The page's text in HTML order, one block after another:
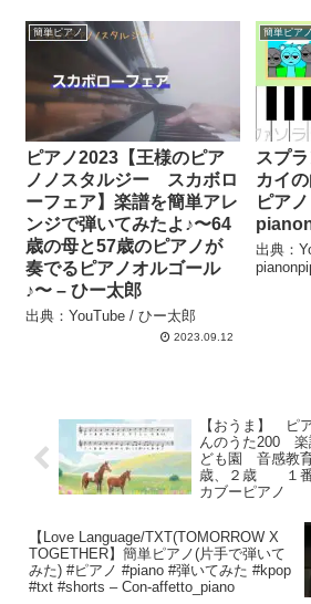
簡単ピアノ
ピアノ2023【王様のピア
ノノスタルジー スカボロ
ーフェア】楽譜を簡単アレ
ンジで弾いてみたよ♪〜64
歳の母と57歳のピアノが
奏でるピアノオルゴール
♪〜 – ひー太郎
出典：YouTube / ひー太郎
2023.09.12
簡単ピア
スプ
カイ
ピア
出典：
【おうま】
んのうた200
ども園 音感教
歳、２歳 １番
カブーピアノ
【Love Language/TXT(TOMORROW X
TOGETHER】簡単ピアノ(片手で弾いて
みた) #ピアノ #piano #弾いてみた #kpop
#txt #shorts – Con-affetto_piano